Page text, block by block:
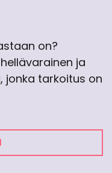
on?
ja
jonka tarkoitus on